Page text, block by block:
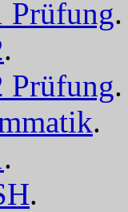
Prüfung.
.
Prüfung.
.
.
.